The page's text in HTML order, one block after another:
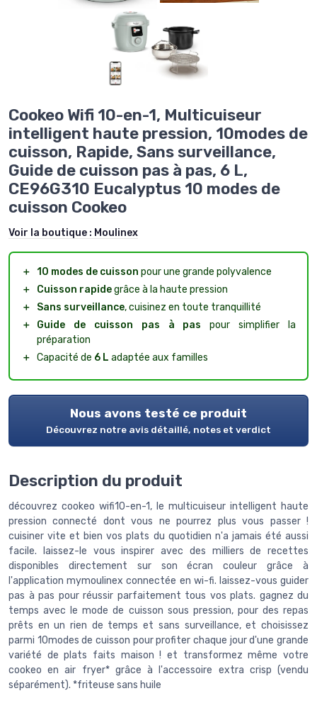
Cookeo Wifi 10-en-1, Multicuiseur
intelligent haute pression, 10modes de
cuisson, Rapide, Sans surveillance,
Guide de cuisson pas à pas, 6 L,
CE96G310 Eucalyptus 10 modes de
cuisson Cookeo
Voir la boutique : Moulinex
＋ 10 modes de cuisson pour une grande polyvalence
＋
Cuisson rapidegrâce à la haute pression
＋
Sans surveillance, cuisinez en toute tranquillité
＋
Guide de cuisson pas à pas pour simplifier la
préparation
＋ Capacité de 6 L adaptée aux familles
Nous avons testé ce produit
Découvrez notre avis détaillé, notes et verdict
Description du produit
découvrez cookeo wifi10-en-1, le multicuiseur intelligent haute
pression connecté dont vous ne pourrez plus vous passer !
cuisiner vite et bien vos plats du quotidien n'a jamais été aussi
facile. laissez-le vous inspirer avec des milliers de recettes
disponibles directement sur son écran couleur grâce à
l'application mymoulinex connectée en wi-fi. laissez-vous guider
pas à pas pour réussir parfaitement tous vos plats. gagnez du
temps avec le mode de cuisson sous pression, pour des repas
prêts en un rien de temps et sans surveillance, et choisissez
parmi 10modes de cuisson pour profiter chaque jour d'une grande
variété de plats faits maison ! et transformez même votre
cookeo en air fryer* grâce à l'accessoire extra crisp (vendu
séparément). *friteuse sans huile